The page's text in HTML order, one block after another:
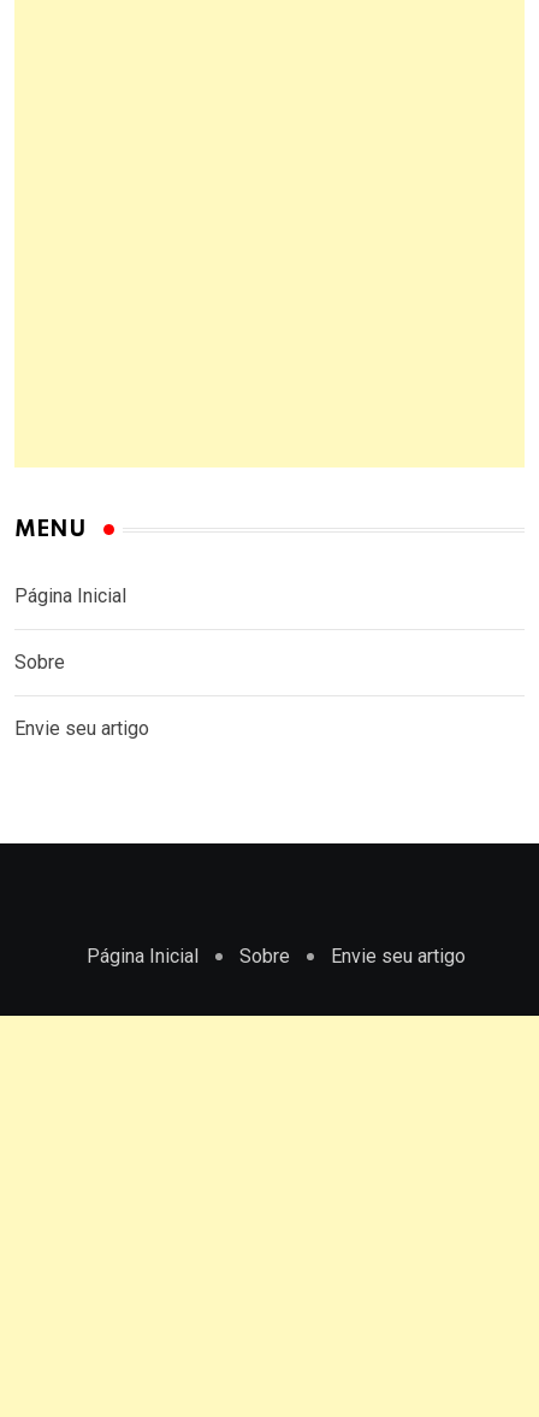
MENU
Página Inicial
Sobre
Envie seu artigo
Página Inicial Sobre Envie seu artigo